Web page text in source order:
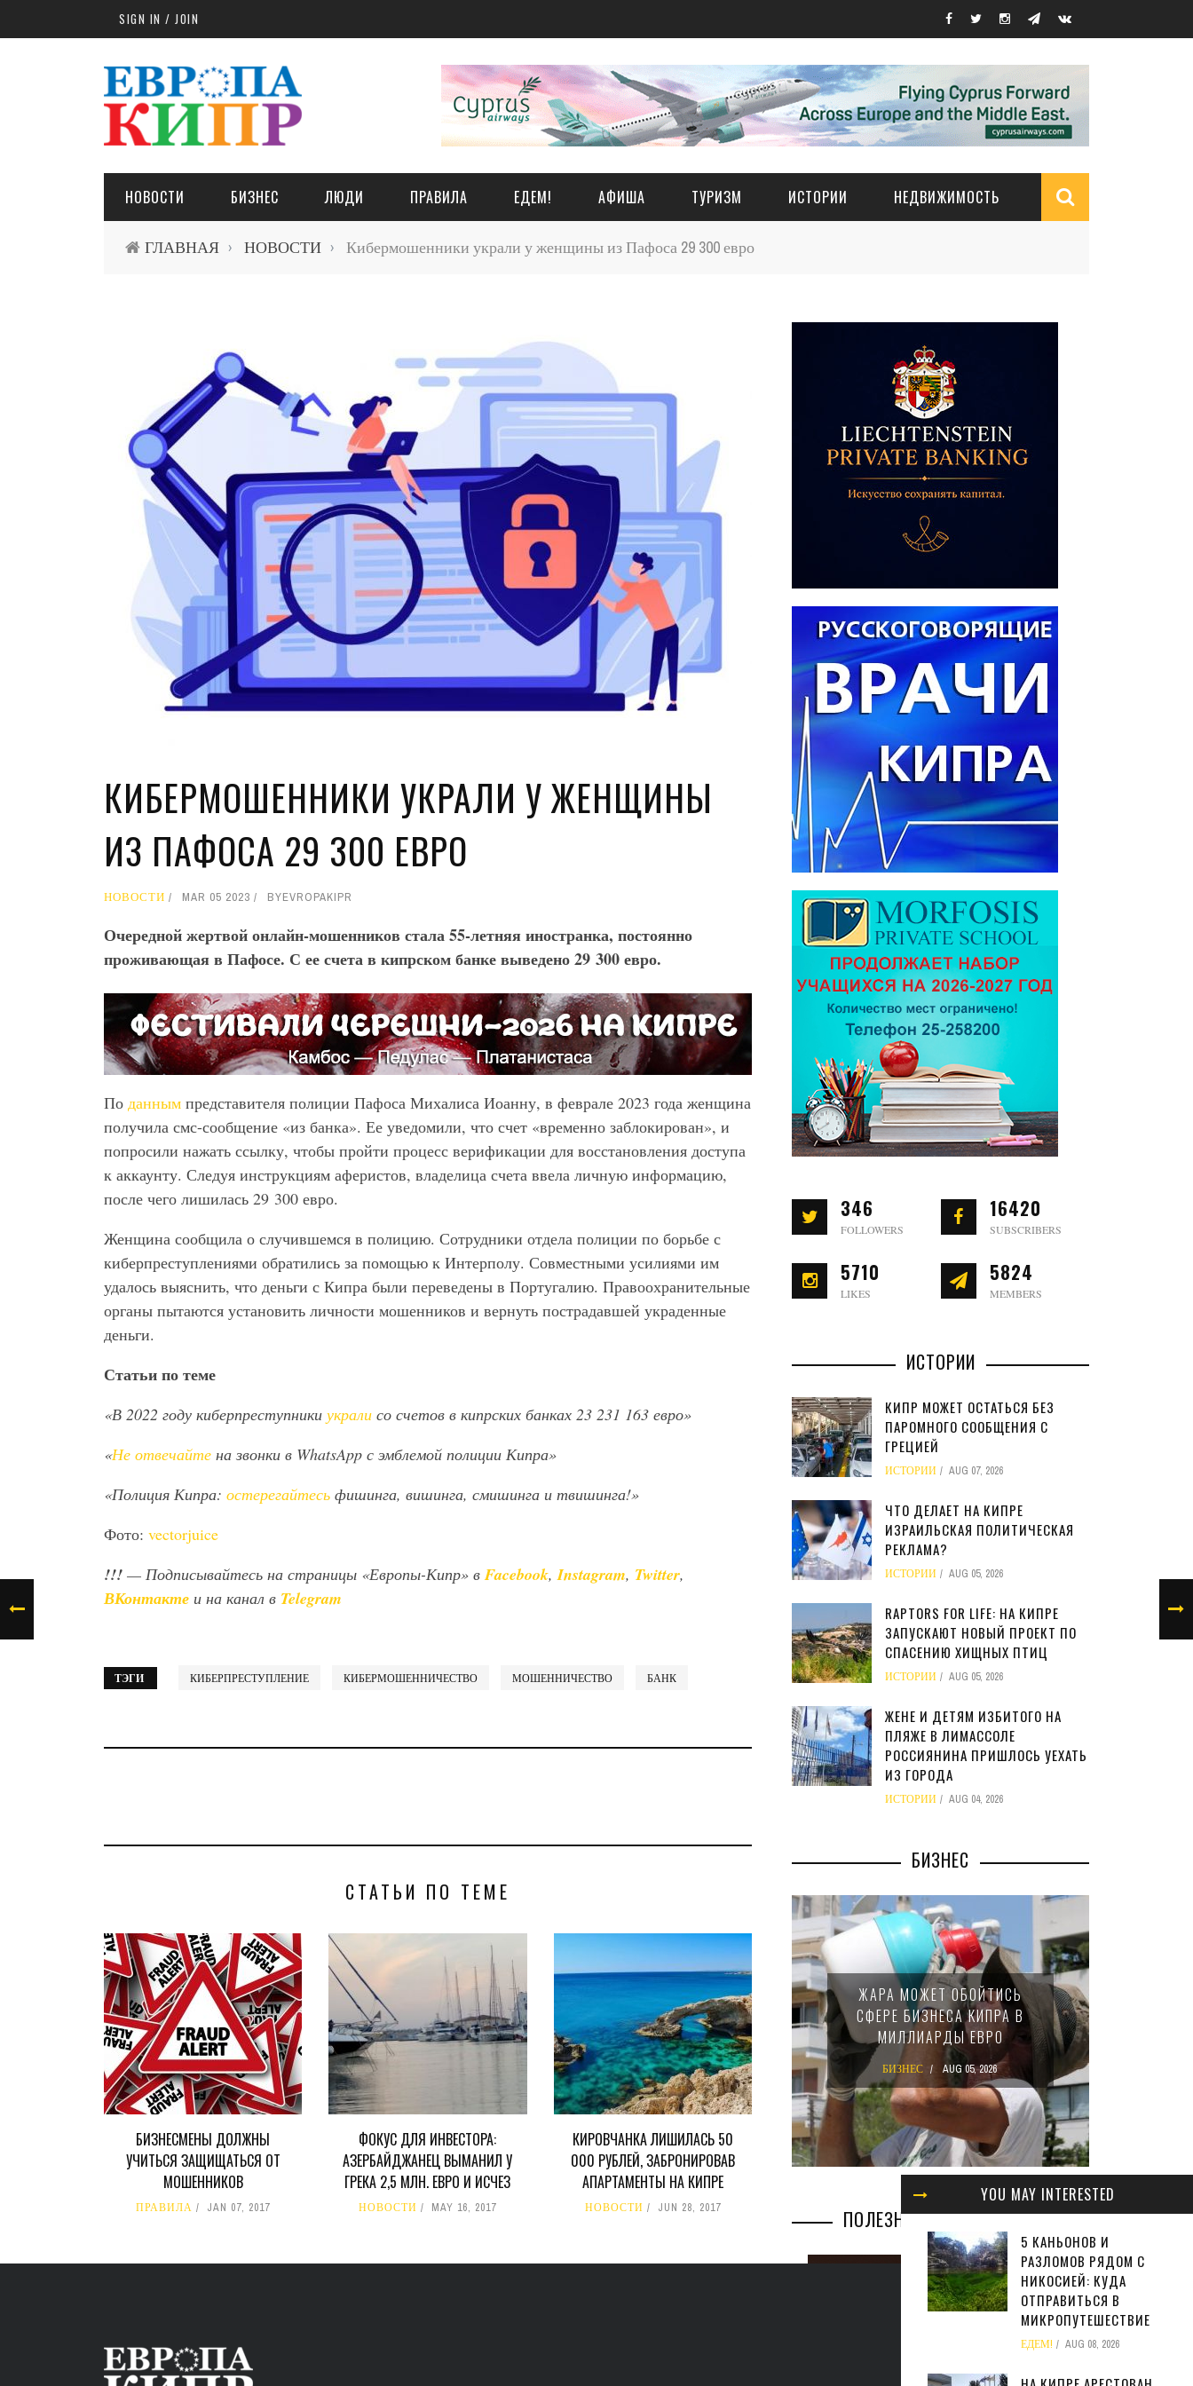
Skip to main contentSIGN IN / JOIN
НОВОСТИ БИЗНЕС ЛЮДИ ПРАВИЛА ЕДЕМ! АФИША ТУРИЗМ ИСТОРИИ НЕДВИЖИМОСТЬ
ГЛАВНАЯ › НОВОСТИ › Кибермошенники украли у женщины из Пафоса 29 300 евро
КИБЕРМОШЕННИКИ УКРАЛИ У ЖЕНЩИНЫ
ИЗ ПАФОСА 29 300 ЕВРО
НОВОСТИ MAR 05 2023 BYEVROPAKIPR
Очередной жертвой онлайн-мошенников стала 55-летняя иностранка, постоянно
проживающая в Пафосе. С ее счета в кипрском банке выведено 29 300 евро.
По данным представителя полиции Пафоса Михалиса Иоанну, в феврале 2023 года женщина
получила смс-сообщение «из банка». Ее уведомили, что счет «временно заблокирован», и
попросили нажать ссылку, чтобы пройти процесс верификации для восстановления доступа
к аккаунту. Следуя инструкциям аферистов, владелица счета ввела личную информацию,
после чего лишилась 29 300 евро.
Женщина сообщила о случившемся в полицию. Сотрудники отдела полиции по борьбе с
киберпреступлениями обратились за помощью к Интерполу. Совместными усилиями им
удалось выяснить, что деньги с Кипра были переведены в Португалию. Правоохранительные
органы пытаются установить личности мошенников и вернуть пострадавшей украденные
деньги.
Статьи по теме
«В 2022 году киберпреступники украли со счетов в кипрских банках 23 231 163 евро»
«Не отвечайте на звонки в WhatsApp с эмблемой полиции Кипра»
«Полиция Кипра: остерегайтесь фишинга, вишинга, смишинга и твишинга!»
Фото: vectorjuice
!!! — Подписывайтесь на страницы «Европы-Кипр» вFacebook,Instagram, Twitter,
ВКонтакте и на канал в Telegram
ТЭГИ КИБЕРПРЕСТУПЛЕНИЕ КИБЕРМОШЕННИЧЕСТВО МОШЕННИЧЕСТВО БАНК
СТАТЬИ ПО ТЕМЕ
БИЗНЕСМЕНЫ ДОЛЖНЫ
УЧИТЬСЯ ЗАЩИЩАТЬСЯ ОТ
МОШЕННИКОВ
ПРАВИЛА JAN 07, 2017
ФОКУС ДЛЯ ИНВЕСТОРА:
АЗЕРБАЙДЖАНЕЦ ВЫМАНИЛ У
ГРЕКА 2,5 МЛН. ЕВРО И ИСЧЕЗ
НОВОСТИ MAY 16, 2017
КИРОВЧАНКА ЛИШИЛАСЬ 50
000 РУБЛЕЙ, ЗАБРОНИРОВАВ
АПАРТАМЕНТЫ НА КИПРЕ
НОВОСТИ JUN 28, 2017
YOU MAY INTERESTED
5 КАНЬОНОВ И
РАЗЛОМОВ РЯДОМ С
НИКОСИЕЙ: КУДА
ОТПРАВИТЬСЯ В
МИКРОПУТЕШЕСТВИЕ
ЕДЕМ! AUG 08, 2026
346
FOLLOWERS
16420
SUBSCRIBERS
5710
LIKES
5824
MEMBERS
ИСТОРИИ
КИПР МОЖЕТ ОСТАТЬСЯ БЕЗ
ПАРОМНОГО СООБЩЕНИЯ С
ГРЕЦИЕЙ
ИСТОРИИ AUG 07, 2026
ЧТО ДЕЛАЕТ НА КИПРЕ
ИЗРАИЛЬСКАЯ ПОЛИТИЧЕСКАЯ
РЕКЛАМА?
ИСТОРИИ AUG 05, 2026
RAPTORS FOR LIFE: НА КИПРЕ
ЗАПУСКАЮТ НОВЫЙ ПРОЕКТ ПО
СПАСЕНИЮ ХИЩНЫХ ПТИЦ
ИСТОРИИ AUG 05, 2026
ЖЕНЕ И ДЕТЯМ ИЗБИТОГО НА
ПЛЯЖЕ В ЛИМАССОЛЕ
РОССИЯНИНА ПРИШЛОСЬ УЕХАТЬ
ИЗ ГОРОДА
ИСТОРИИ AUG 04, 2026
БИЗНЕС
В 2028 ГОДУ ENI НАЧНЕТ
ДОБЫЧУ ГАЗА НА
МЕСТОРОЖДЕНИИ KRONOS
НА КИПРСКОМ ШЕЛЬФЕ
БИЗНЕС JUL 28, 2026
ЖАРА МОЖЕТ ОБОЙТИСЬ
СФЕРЕ БИЗНЕСА КИПРА В
МИЛЛИАРДЫ ЕВРО
БИЗНЕС AUG 05, 2026
ПОЛЕЗНАЯ ИНФОРМАЦИЯ